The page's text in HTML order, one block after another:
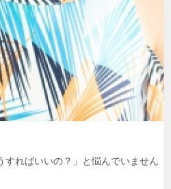
すればいいの？」と悩んでいません